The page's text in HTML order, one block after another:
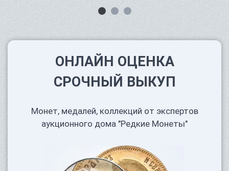
ОНЛАЙН ОЦЕНКА
СРОЧНЫЙ ВЫКУП
Монет, медалей, коллекций от экспертов
аукционного дома "Редкие Монеты"